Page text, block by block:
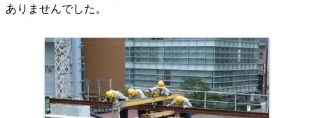
ありませんでした。